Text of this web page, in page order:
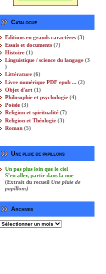
Catalogue
Editions en grands caractères 33
Essais et documents 77
Histoire 11
produit
Linguistique / science du langage 3
3
produits
Littérature 66
produits
Livre numérique PDF epub ... 22
Objet d'art 11
produit
Philosophie et psychologie‎ 44
Poésie 33
produits
Religion et spiritualité 77
Religion et Théologie‎ 33
Roman 55
Une pluie de papillons
Un pas plus loin que le ciel
S’en aller, partir dans la nue
(Extrait du recueil Une pluie de
papillons)
Archives
Archives